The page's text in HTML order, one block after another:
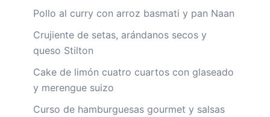
Pollo al curry con arroz basmati y pan Naan
Crujiente de setas, arándanos secos y
queso Stilton
Cake de limón cuatro cuartos con glaseado
y merengue suizo
Curso de hamburguesas gourmet y salsas